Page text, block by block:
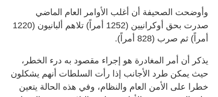
وأوضحت الصحيفة أن أغلب الأوامر العام الماضي
صدرت بحق أوكرانيين (1252 أمراً) تلاهم ألبانيون (1220
أمراً) ثم صرب (828 أمراً)
.
يذكر أن أمر المغادرة هو إجراء مقصود به درء الخطر،
حيث يمكن طرد الأجانب إذا رأت السلطات أنهم يشكلون
خطرا على الأمن العام والنظام، وفي هذه الحالة يتعين